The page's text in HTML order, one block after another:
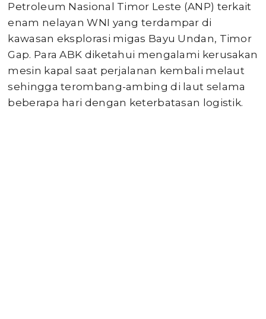
Petroleum Nasional Timor Leste (ANP) terkait
enam nelayan WNI yang terdampar di
kawasan eksplorasi migas Bayu Undan, Timor
Gap. Para ABK diketahui mengalami kerusakan
mesin kapal saat perjalanan kembali melaut
sehingga terombang-ambing di laut selama
beberapa hari dengan keterbatasan logistik.